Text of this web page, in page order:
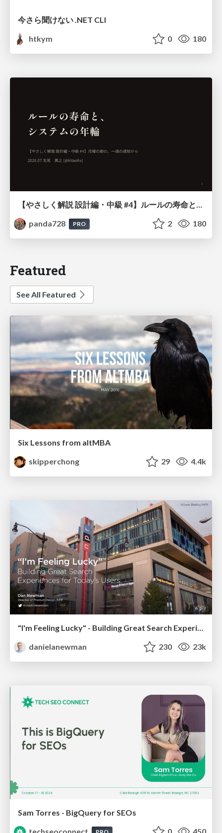
今さら聞けない .NET CLI
htkym
0 180
【やさしく解説 設計編・中級 #4】ルールの寿命と、システムの年輪
panda728
PRO 2 180
Featured
See All Featured
Six Lessons from altMBA
skipperchong
29 4.4k
"I'm Feeling Lucky" - Building Great Search Experiences for Today's Users (#IAC19)
danielanewman
230 23k
Sam Torres - BigQuery for SEOs